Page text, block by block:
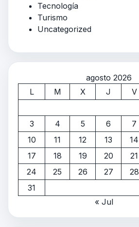
Tecnología
Turismo
Uncategorized
agosto 2026
L
M X J V
3
4 5 6 7
10
11 12 13 14
17
18 19 20 21
24
25 26 27 28
31
« Jul